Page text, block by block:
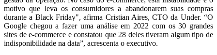
motivo que leva os consumidores a abandonarem suas compras
durante a Black Friday", afirma Cristian Aires, CTO da Under. “O
Google chegou a fazer uma análise em 2022 com os 30 grandes
sites de e-commerce e constatou que 28 deles tiveram algum tipo de
indisponibilidade na data”, acrescenta o executivo.